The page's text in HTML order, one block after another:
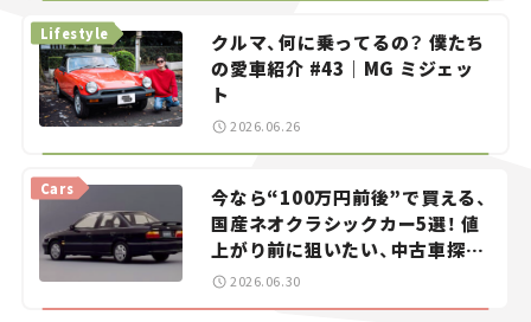
クルマ、何に乗ってるの？ 僕たち
の愛車紹介 #43｜MG ミジェッ
ト
Lifestyle
2026.06.26
今なら“100万円前後”で買える、
国産ネオクラシックカー5選！ 値
上がり前に狙いたい、中古車探し
をお手伝い――ちょっとイケてるマ
Cars
2026.06.30